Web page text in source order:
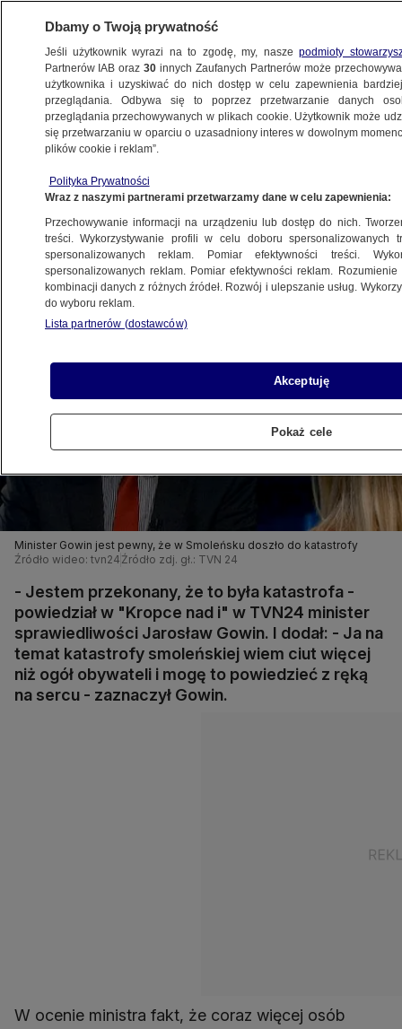
POLSKA
To nie był zamach
18.12.2012, 20:25
Udostępnij
Minister Gowin jest pewny, że w Smoleńsku doszło do katastrofy
Źródło wideo: tvn24 Źródło zdj. gł.: TVN 24
- Jestem przekonany, że to była katastrofa -
powiedział w "Kropce nad i" w TVN24 minister
sprawiedliwości Jarosław Gowin. I dodał: - Ja na
temat katastrofy smoleńskiej wiem ciut więcej
niż ogół obywateli i mogę to powiedzieć z ręką
na sercu - zaznaczył Gowin.
W ocenie ministra fakt, że coraz więcej osób
Dbamy o Twoją prywatność
Jeśli użytkownik wyrazi na to zgodę, my, naszepodmioty
Partnerów IAB oraz30 innych Zaufanych Partnerów może
użytkownika i uzyskiwać do nich dostęp w celu zapewnienia
przeglądania. Odbywa się to poprzez przetwarzanie danych
przeglądania przechowywanych w plikach cookie. Użytkownik może
się przetwarzaniu w oparciu o uzasadniony interes w dowolnym
plików cookie i reklam”.
Polityka Prywatności
Wraz z naszymi partnerami przetwarzamy dane w celu zapewnienia:
Przechowywanie informacji na urządzeniu lub dostęp do nich.
treści. Wykorzystywanie profili w celu doboru spersonalizowanych
spersonalizowanych reklam. Pomiar efektywności treści.
spersonalizowanych reklam. Pomiar efektywności reklam.
kombinacji danych z różnych źródeł. Rozwój i ulepszanie usług.
do wyboru reklam.
Lista partnerów (dostawców)
Akceptuję
Pokaż cele